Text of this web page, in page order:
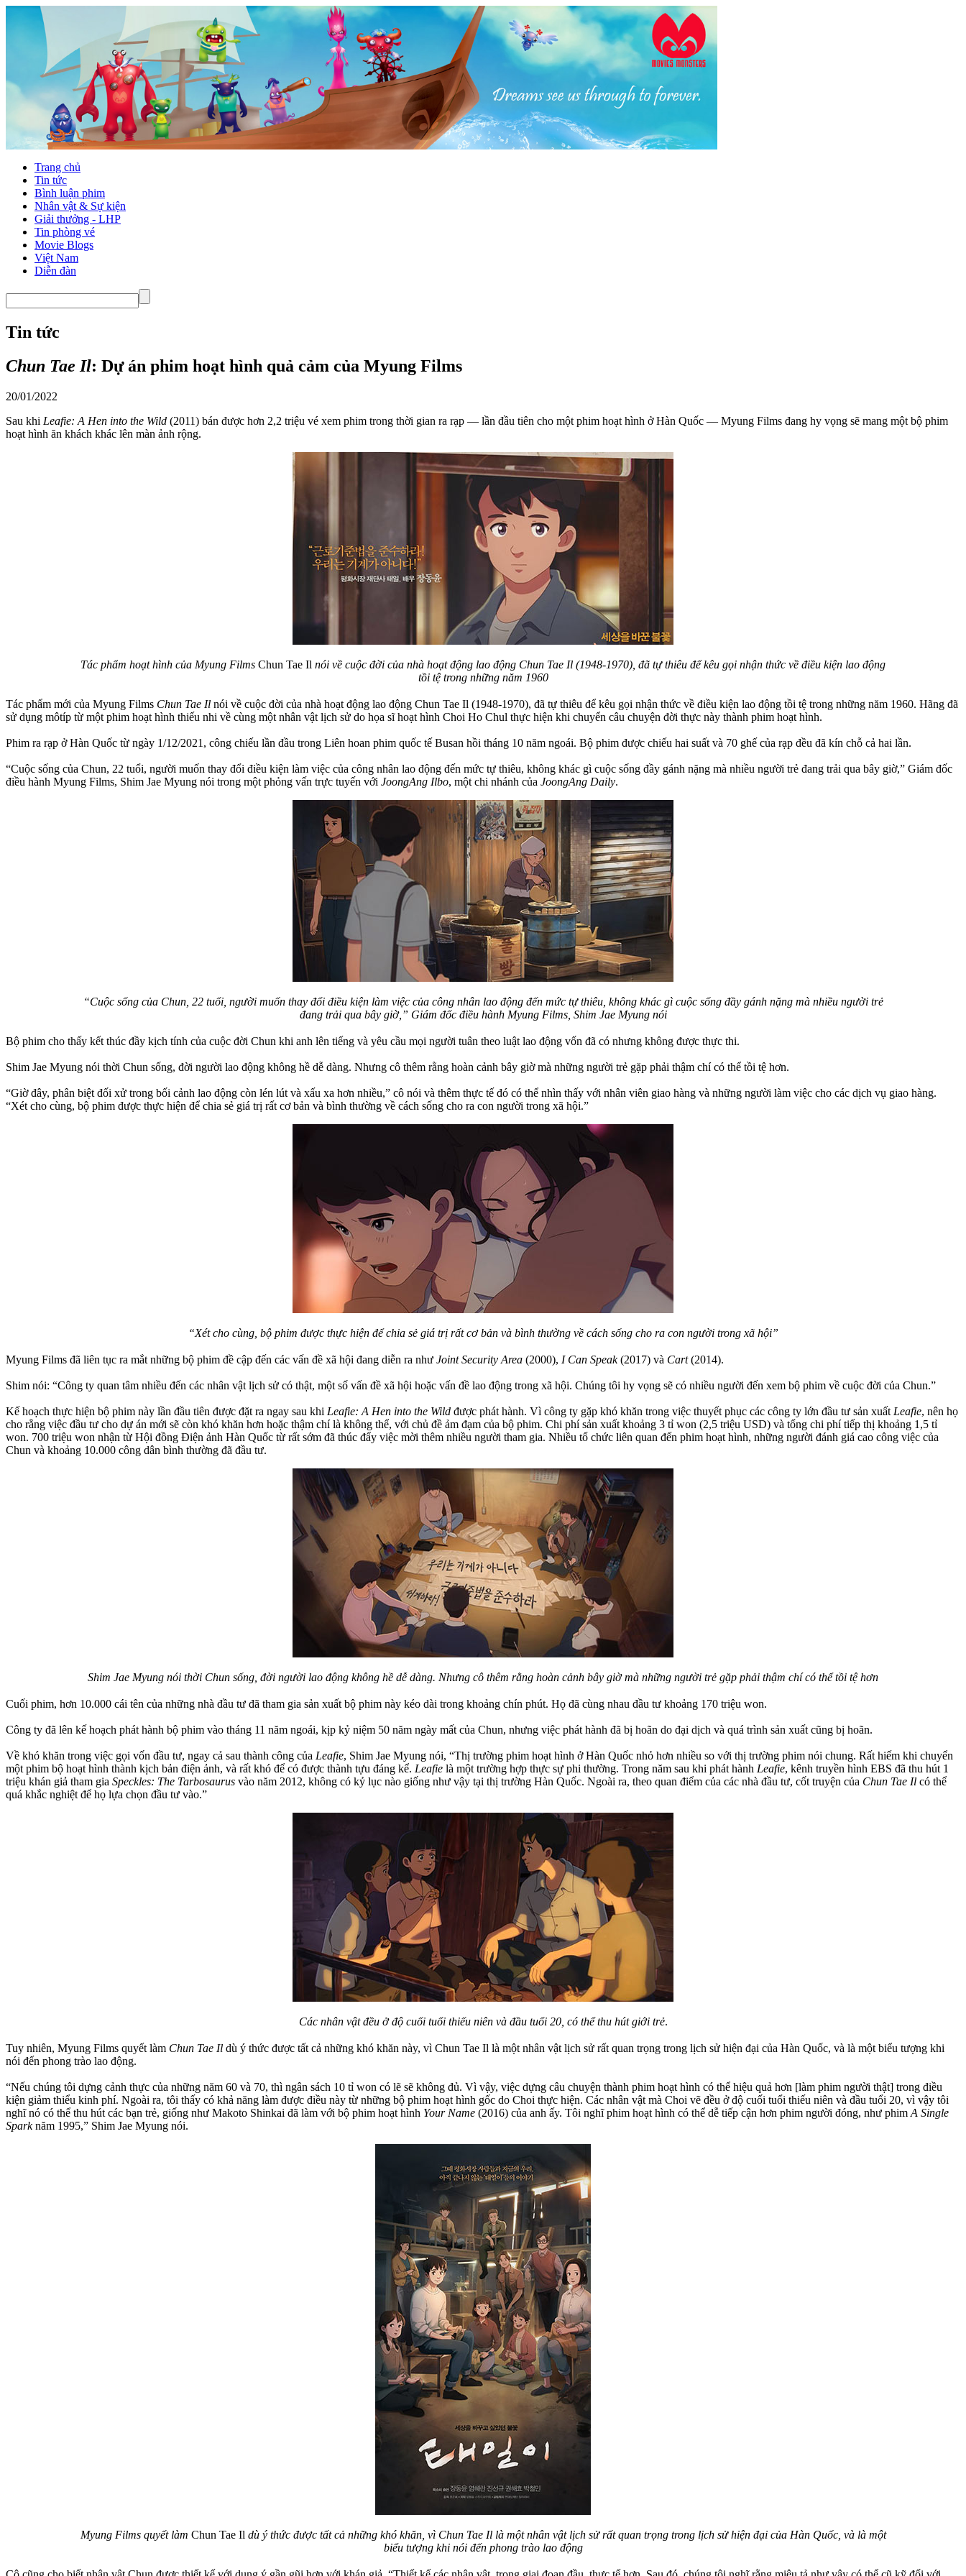
Trang chủ
Tin tức
Bình luận phim
Nhân vật & Sự kiện
Giải thưởng - LHP
Tin phòng vé
Movie Blogs
Việt Nam
Diễn đàn
Tin tức
Chun Tae Il: Dự án phim hoạt hình quả cảm của Myung Films
20/01/2022
Sau khi Leafie: A Hen into the Wild (2011) bán được hơn 2,2 triệu vé xem phim trong thời gian ra rạp — lần đầu tiên cho một phim hoạt hình ở Hàn Quốc — Myung Films đang hy vọng sẽ mang một bộ phim
hoạt hình ăn khách khác lên màn ảnh rộng.
Tác phẩm hoạt hình của Myung Films Chun Tae Il nói về cuộc đời của nhà hoạt động lao động Chun Tae Il (1948-1970), đã tự thiêu để kêu gọi nhận thức về điều kiện lao động
tồi tệ trong những năm 1960
Tác phẩm mới của Myung Films Chun Tae Il nói về cuộc đời của nhà hoạt động lao động Chun Tae Il (1948-1970), đã tự thiêu để kêu gọi nhận thức về điều kiện lao động tồi tệ trong những năm 1960. Hãng đã
sử dụng môtíp từ một phim hoạt hình thiếu nhi về cùng một nhân vật lịch sử do họa sĩ hoạt hình Choi Ho Chul thực hiện khi chuyển câu chuyện đời thực này thành phim hoạt hình.
Phim ​​ra rạp ở Hàn Quốc từ ngày 1/12/2021, công chiếu lần đầu trong Liên hoan phim quốc tế Busan hồi tháng 10 năm ngoái. Bộ phim được chiếu hai suất và 70 ghế của rạp đều đã kín chỗ cả hai lần.
“Cuộc sống của Chun, 22 tuổi, người muốn thay đổi điều kiện làm việc của công nhân lao động đến mức tự thiêu, không khác gì cuộc sống đầy gánh nặng mà nhiều người trẻ đang trải qua bây giờ,” Giám đốc
điều hành Myung Films, Shim Jae Myung nói trong một phỏng vấn trực tuyến với JoongAng Ilbo, một chi nhánh của JoongAng Daily.
“Cuộc sống của Chun, 22 tuổi, người muốn thay đổi điều kiện làm việc của công nhân lao động đến mức tự thiêu, không khác gì cuộc sống đầy gánh nặng mà nhiều người trẻ
đang trải qua bây giờ,” Giám đốc điều hành Myung Films, Shim Jae Myung nói
Bộ phim cho thấy kết thúc đầy kịch tính của cuộc đời Chun khi anh lên tiếng và yêu cầu mọi người tuân theo luật lao động vốn đã có nhưng không được thực thi.
Shim Jae Myung nói thời Chun sống, đời người lao động không hề dễ dàng. Nhưng cô thêm rằng hoàn cảnh bây giờ mà những người trẻ gặp phải thậm chí có thể tồi tệ hơn.
“Giờ đây, phân biệt đối xử trong bối cảnh lao động còn lén lút và xấu xa hơn nhiều,” cô nói và thêm thực tế đó có thể nhìn thấy với nhân viên giao hàng và những người làm việc cho các dịch vụ giao hàng.
“Xét cho cùng, bộ phim được thực hiện để chia sẻ giá trị rất cơ bản và bình thường về cách sống cho ra con người trong xã hội.”
“Xét cho cùng, bộ phim được thực hiện để chia sẻ giá trị rất cơ bản và bình thường về cách sống cho ra con người trong xã hội”
Myung Films đã liên tục ra mắt những bộ phim đề cập đến các vấn đề xã hội đang diễn ra như Joint Security Area (2000), I Can Speak(2017) và Cart(2014).
Shim nói: “Công ty quan tâm nhiều đến các nhân vật lịch sử có thật, một số vấn đề xã hội hoặc vấn đề lao động trong xã hội. Chúng tôi hy vọng sẽ có nhiều người đến xem bộ phim về cuộc đời của Chun.”
Kế hoạch thực hiện bộ phim này lần đầu tiên được đặt ra ngay sau khi Leafie: A Hen into the Wild được phát hành. Vì công ty gặp khó khăn trong việc thuyết phục các công ty lớn đầu tư sản xuất Leafie, nên họ
cho rằng việc đầu tư cho dự án mới sẽ còn khó khăn hơn hoặc thậm chí là không thể, với chủ đề ảm đạm của bộ phim. Chi phí sản xuất khoảng 3 tỉ won (2,5 triệu USD) và tổng chi phí tiếp thị khoảng 1,5 tỉ
won. 700 triệu won nhận từ Hội đồng Điện ảnh Hàn Quốc từ rất sớm đã thúc đẩy việc mời thêm nhiều người tham gia. Nhiều tổ chức liên quan đến phim hoạt hình, những người đánh giá cao công việc của
Chun và khoảng 10.000 công dân bình thường đã đầu tư.
Shim Jae Myung nói thời Chun sống, đời người lao động không hề dễ dàng. Nhưng cô thêm rằng hoàn cảnh bây giờ mà những người trẻ gặp phải thậm chí có thể tồi tệ hơn
Cuối phim, hơn 10.000 cái tên của những nhà đầu tư đã tham gia sản xuất bộ phim này kéo dài trong khoảng chín phút. Họ đã cùng nhau đầu tư khoảng 170 triệu won.
Công ty đã lên kế hoạch phát hành bộ phim vào tháng 11 năm ngoái, kịp kỷ niệm 50 năm ngày mất của Chun, nhưng việc phát hành đã bị hoãn do đại dịch và quá trình sản xuất cũng bị hoãn.
Về khó khăn trong việc gọi vốn đầu tư, ngay cả sau thành công của Leafie, Shim Jae Myung nói, “Thị trường phim hoạt hình ở Hàn Quốc nhỏ hơn nhiều so với thị trường phim nói chung. Rất hiếm khi chuyển
một phim bộ hoạt hình thành kịch bản điện ảnh, và rất khó để có được thành tựu đáng kể. Leafie là một trường hợp thực sự phi thường. Trong năm sau khi phát hành Leafie, kênh truyền hình EBS đã thu hút 1
triệu khán giả tham gia Speckles: The Tarbosaurus vào năm 2012, không có kỷ lục nào giống như vậy tại thị trường Hàn Quốc. Ngoài ra, theo quan điểm của các nhà đầu tư, cốt truyện của Chun Tae Il có thể
quá khắc nghiệt để họ lựa chọn đầu tư vào.”
Các nhân vật đều ở độ cuối tuổi thiếu niên và đầu tuổi 20, có thể thu hút giới trẻ.
Tuy nhiên, Myung Films quyết làm Chun Tae Il dù ý thức được tất cả những khó khăn này, vì Chun Tae Il là một nhân vật lịch sử rất quan trọng trong lịch sử hiện đại của Hàn Quốc, và là một biểu tượng khi
nói đến phong trào lao động.
“Nếu chúng tôi dựng cảnh thực của những năm 60 và 70, thì ngân sách 10 tỉ won có lẽ sẽ không đủ. Vì vậy, việc dựng câu chuyện thành phim hoạt hình có thể hiệu quả hơn [làm phim người thật] trong điều
kiện giảm thiểu kinh phí. Ngoài ra, tôi thấy có khả năng làm được điều này từ những bộ phim hoạt hình gốc do Choi thực hiện. Các nhân vật mà Choi vẽ đều ở độ cuối tuổi thiếu niên và đầu tuổi 20, vì vậy tôi
nghĩ nó có thể thu hút các bạn trẻ, giống như Makoto Shinkai đã làm với bộ phim hoạt hình Your Name (2016) của anh ấy. Tôi nghĩ phim hoạt hình có thể dễ tiếp cận hơn phim người đóng, như phim A Single
Sparknăm 1995,” Shim Jae Myung nói.
Myung Films quyết làm Chun Tae Il dù ý thức được tất cả những khó khăn, vì Chun Tae Il là một nhân vật lịch sử rất quan trọng trong lịch sử hiện đại của Hàn Quốc, và là một
biểu tượng khi nói đến phong trào lao động